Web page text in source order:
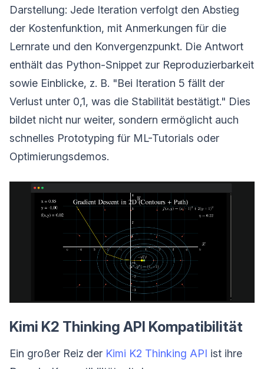
Darstellung: Jede Iteration verfolgt den Abstieg
der Kostenfunktion, mit Anmerkungen für die
Lernrate und den Konvergenzpunkt. Die Antwort
enthält das Python-Snippet zur Reproduzierbarkeit
sowie Einblicke, z. B. "Bei Iteration 5 fällt der
Verlust unter 0,1, was die Stabilität bestätigt." Dies
bildet nicht nur weiter, sondern ermöglicht auch
schnelles Prototyping für ML-Tutorials oder
Optimierungsdemos.
Kimi K2 Thinking API Kompatibilität
Ein großer Reiz der Kimi K2 Thinking API ist ihre